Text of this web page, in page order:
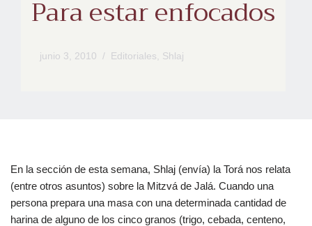
Para estar enfocados
junio 3, 2010 Editoriales, Shlaj
En la sección de esta semana, Shlaj (envía) la Torá nos relata
(entre otros asuntos) sobre la Mitzvá de Jalá. Cuando una
persona prepara una masa con una determinada cantidad de
harina de alguno de los cinco granos (trigo, cebada, centeno,